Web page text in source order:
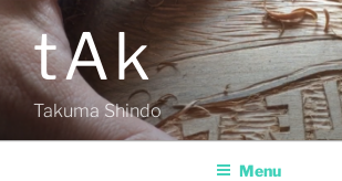
Aller
au
contenu
principaltAk
Takuma Shindo
Menu